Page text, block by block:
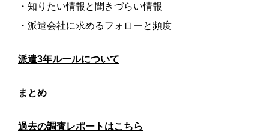
・知りたい情報と聞きづらい情報
・派遣会社に求めるフォローと頻度
派遣3年ルールについて
まとめ
過去の調査レポートはこちら